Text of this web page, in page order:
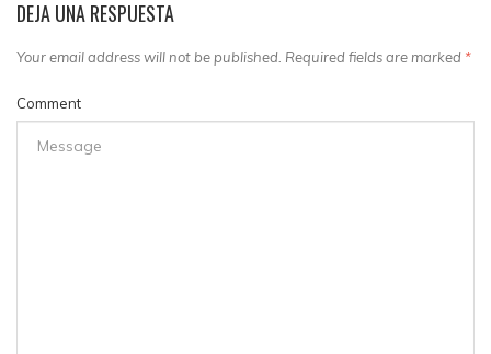
DEJA UNA RESPUESTA
Your email address will not be published. Required fields are marked *
Comment